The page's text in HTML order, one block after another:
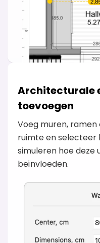
Architecturale
toevoegen
Voeg muren,
ruimte en
simuleren hoe deze
beïnvloeden.